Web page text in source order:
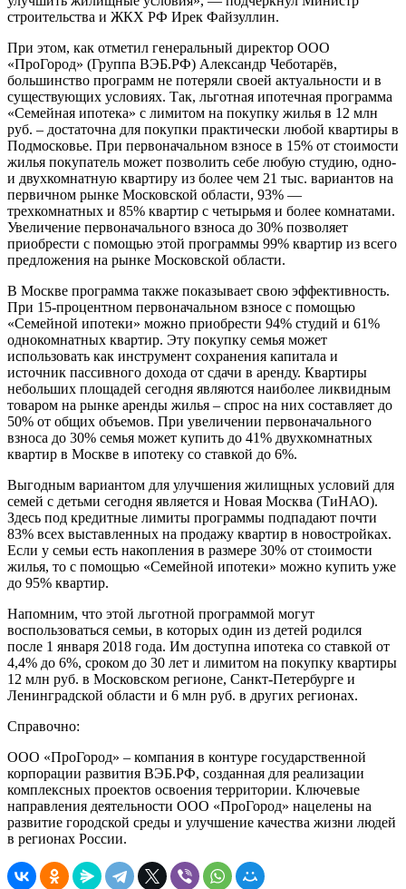
строительства и ЖКХ РФ Ирек Файзуллин.
При этом, как отметил генеральный директор ООО
«ПроГород» (Группа ВЭБ.РФ) Александр Чеботарёв,
большинство программ не потеряли своей актуальности и в
существующих условиях. Так, льготная ипотечная программа
«Семейная ипотека» с лимитом на покупку жилья в 12 млн
руб. – достаточна для покупки практически любой квартиры в
Подмосковье. При первоначальном взносе в 15% от стоимости
жилья покупатель может позволить себе любую студию, одно-
и двухкомнатную квартиру из более чем 21 тыс. вариантов на
первичном рынке Московской области, 93% —
трехкомнатных и 85% квартир с четырьмя и более комнатами.
Увеличение первоначального взноса до 30% позволяет
приобрести с помощью этой программы 99% квартир из всего
предложения на рынке Московской области.
В Москве программа также показывает свою эффективность.
При 15-процентном первоначальном взносе с помощью
«Семейной ипотеки» можно приобрести 94% студий и 61%
однокомнатных квартир. Эту покупку семья может
использовать как инструмент сохранения капитала и
источник пассивного дохода от сдачи в аренду. Квартиры
небольших площадей сегодня являются наиболее ликвидным
товаром на рынке аренды жилья – спрос на них составляет до
50% от общих объемов. При увеличении первоначального
взноса до 30% семья может купить до 41% двухкомнатных
квартир в Москве в ипотеку со ставкой до 6%.
Выгодным вариантом для улучшения жилищных условий для
семей с детьми сегодня является и Новая Москва (ТиНАО).
Здесь под кредитные лимиты программы подпадают почти
83% всех выставленных на продажу квартир в новостройках.
Если у семьи есть накопления в размере 30% от стоимости
жилья, то с помощью «Семейной ипотеки» можно купить уже
до 95% квартир.
Напомним, что этой льготной программой могут
воспользоваться семьи, в которых один из детей родился
после 1 января 2018 года. Им доступна ипотека со ставкой от
4,4% до 6%, сроком до 30 лет и лимитом на покупку квартиры
12 млн руб. в Московском регионе, Санкт-Петербурге и
Ленинградской области и 6 млн руб. в других регионах.
Справочно:
ООО «ПроГород» – компания в контуре государственной
корпорации развития ВЭБ.РФ, созданная для реализации
комплексных проектов освоения территории. Ключевые
направления деятельности ООО «ПроГород» нацелены на
развитие городской среды и улучшение качества жизни людей
в регионах России.